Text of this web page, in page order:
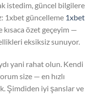
istedim, güncel bilgilere
1xbet güncelleme 1xbet
kısaca özet geçeyim —
eksiksiz sunuyor.
yani rahat olun. Kendi
size — en hızlı
Şimdiden iyi şanslar ve